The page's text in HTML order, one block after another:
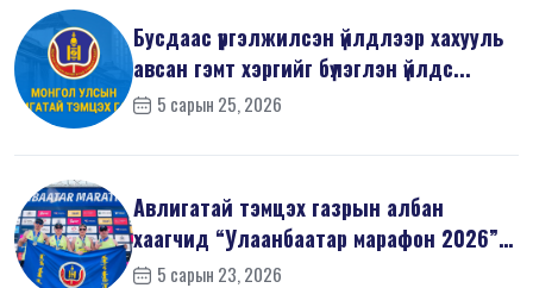
Бусдаас үргэлжилсэн үйлдлээр хахууль
авсан гэмт хэргийг бүлэглэн үйлдс...
5 сарын 25, 2026
Авлигатай тэмцэх газрын албан
хаагчид “Улаанбаатар марафон 2026”-
д оро...
5 сарын 23, 2026